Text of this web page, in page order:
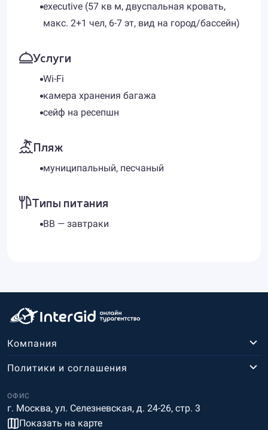
executive (57 кв м, двуспальная кровать,
макс. 2+1 чел, 6-7 эт, вид на город/бассейн)
Услуги
Wi-Fi
камера хранения багажа
сейф на ресепшн
Пляж
муниципальный, песчаный
Типы питания
BB — завтраки
Компания
ОФИС
г. Москва, ул. Селезневская, д. 24-26, стр. 3
Показать на карте
Политики и соглашения